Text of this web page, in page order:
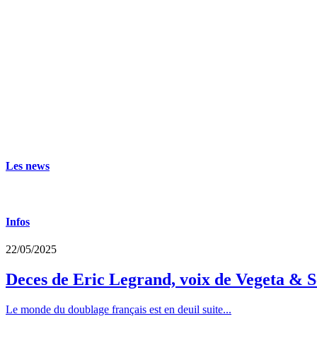
Les news
Infos
22/05/2025
Deces de Eric Legrand, voix de Vegeta &
Le monde du doublage français est en deuil suite...